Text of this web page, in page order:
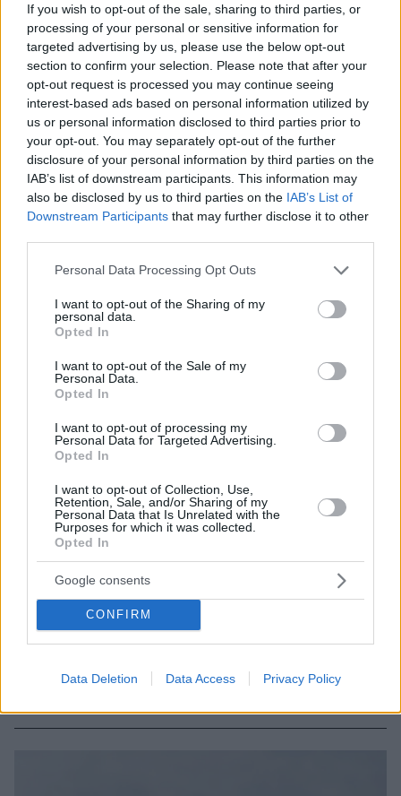
If you wish to opt-out of the sale, sharing to third parties, or
processing of your personal or sensitive information for
targeted advertising by us, please use the below opt-out
section to confirm your selection. Please note that after your
opt-out request is processed you may continue seeing
interest-based ads based on personal information utilized by
us or personal information disclosed to third parties prior to
your opt-out. You may separately opt-out of the further
disclosure of your personal information by third parties on the
IAB’s list of downstream participants. This information may
also be disclosed by us to third parties on the IAB’s List of
Downstream Participants that may further disclose it to other
Please note that this website/app uses one or more Google
not limited to your visit or usage behaviour. You may click to
grant or deny consent to Google and its third-party tags to
use your data for below specified purposes in below Google
consent section.
Personal Data Processing Opt Outs
I want to opt-out of the Sharing of my
personal data.
Opted In
I want to opt-out of the Sale of my
Personal Data.
Opted In
I want to opt-out of processing my
Personal Data for Targeted Advertising.
Opted In
I want to opt-out of Collection, Use,
Retention, Sale, and/or Sharing of my
Personal Data that Is Unrelated with the
Purposes for which it was collected.
Opted In
Google consents
CONFIRM
Data Deletion Data Access Privacy Policy
Coffee mania: Τι άλλαξε στον καφέ του Έλληνα - Από
τον ελληνικό στον freddo με πολλές ενδιάμεσες
στάσεις
Από τον καφέ στη χόβολη έως στον σημερινό flat
white σε χάρτινο ποτήρι, ο καφές αποτελεί ένα μέρος
της ελληνικής παράδοσης, ένα μέσο επικοινωνίας,
αλλά και μια καθημερινή ιεροτελεστία
αυτοεπιβράβευσης
Tρεις ελληνικοί καφέδες στους δέκα καλύτερους στον
όμως και η Ελλάδα δεν... πηγαίνει πίσω - Δείτε την
01.10.2023, 15:32 95